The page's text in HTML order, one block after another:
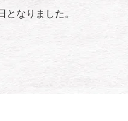
なりました。